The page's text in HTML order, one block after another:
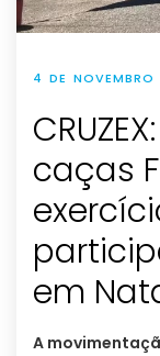
4 DE
caças
em
A